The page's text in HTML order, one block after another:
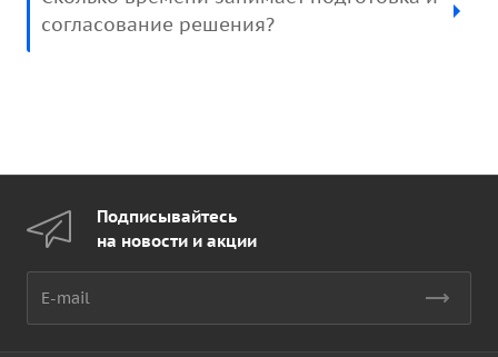
согласование решения?
Подписывайтесь
на новости и акции